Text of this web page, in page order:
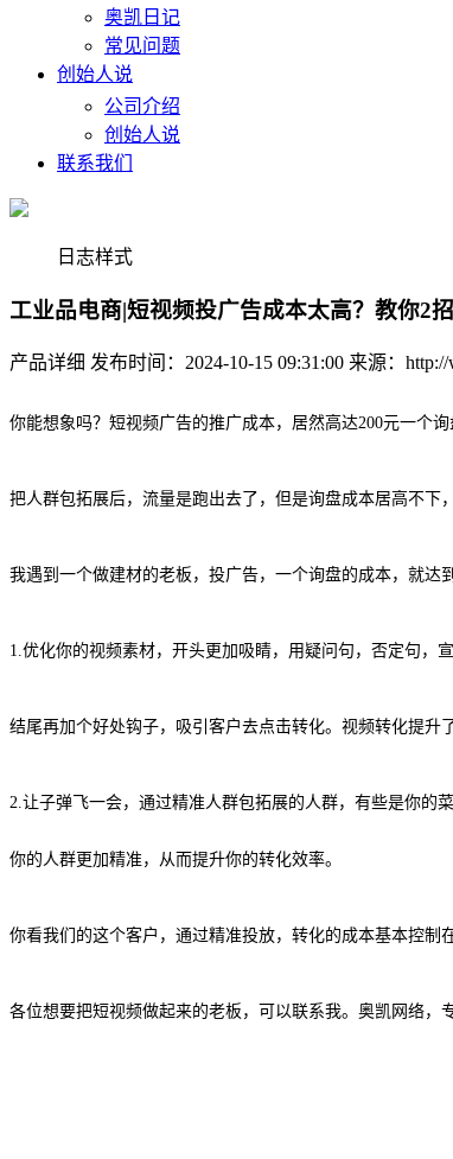
奥凯日记
常见问题
创始人说
公司介绍
创始人说
联系我们
日志样式
工业品电商|短视频投广告成本太高？教你2
产品详细 发布时间：2024-10-15 09:31:00 来源：http://
你能想象吗？短视频广告的推广成本，居然高达200元一个
把人群包拓展后，流量是跑出去了，但是询盘成本居高不下
我遇到一个做建材的老板，投广告，一个询盘的成本，就达
1.优化你的视频素材，开头更加吸睛，用疑问句，否定句，
结尾再加个好处钩子，吸引客户去点击转化。视频转化提升
2.让子弹飞一会，通过精准人群包拓展的人群，有些是你的
你的人群更加精准，从而提升你的转化效率。
你看我们的这个客户，通过精准投放，转化的成本基本控制
各位想要把短视频做起来的老板，可以联系我。奥凯网络，